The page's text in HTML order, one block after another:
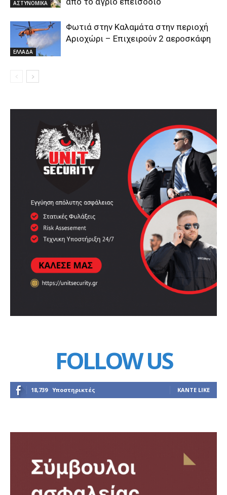
ΑΣΤΥΝΟΜΙΚΑ
ΕΛΛΑΔΑ
Φωτιά στην Καλαμάτα στην περιοχή
Αριοχώρι – Επιχειρούν 2 αεροσκάφη
FOLLOW US
18,739 Υποστηρικτές ΚΆΝΤΕ LIKE